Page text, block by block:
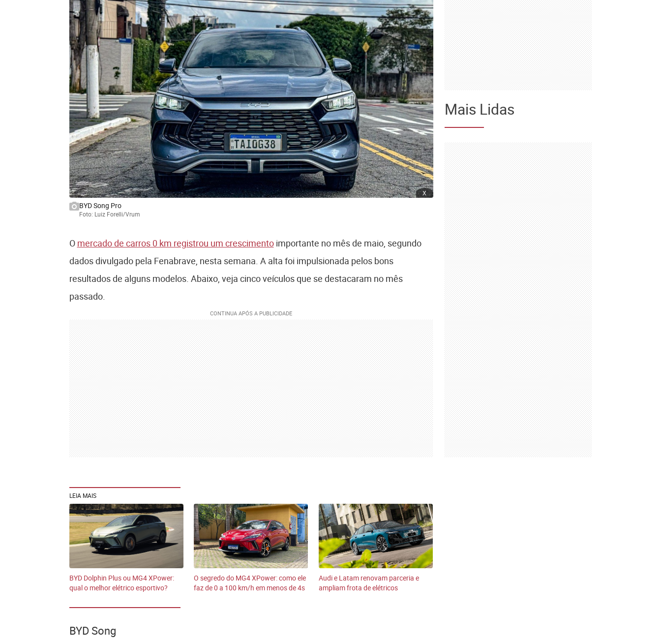
x
BYD Song Pro
Foto: Luiz Forelli/Vrum
O mercado de carros 0 km registrou um crescimentoimportante no mês de maio, segundo
dados divulgado pela Fenabrave, nesta semana. A alta foi impulsionada pelos bons
resultados de alguns modelos. Abaixo, veja cinco veículos que se destacaram no mês
passado.
LEIA MAIS
BYD Dolphin Plus ou MG4 XPower:
qual o melhor elétrico esportivo?
O segredo do MG4 XPower: como ele
faz de 0 a 100 km/h em menos de 4s
Audi e Latam renovam parceria e
ampliam frota de elétricos
BYD Song
Mais Lidas